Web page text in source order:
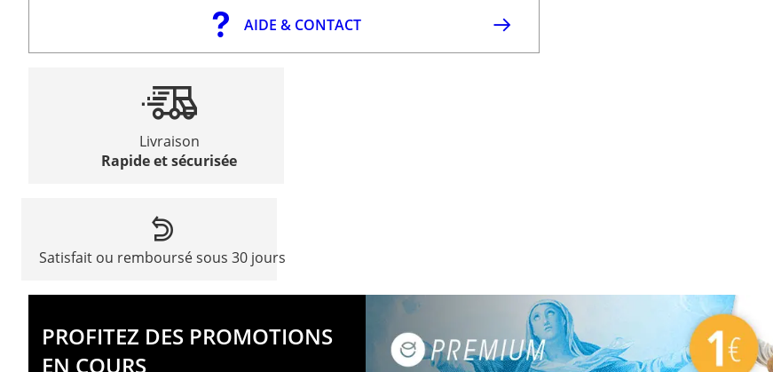
AIDE & CONTACT
Livraison
Rapide et sécurisée
Satisfait ou remboursé sous 30 jours
PROFITEZ DES PROMOTIONS
EN COURS